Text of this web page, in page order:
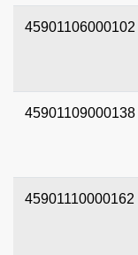
45901106000102
45901109000138
45901110000162